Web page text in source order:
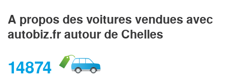
A propos des voitures vendues avec
autobiz.fr autour de Chelles
14874